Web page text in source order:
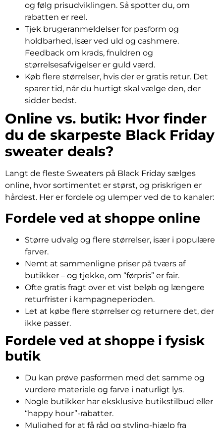
og følg prisudviklingen. Så spotter du, om
rabatten er reel.
Tjek brugeranmeldelser for pasform og
holdbarhed, især ved uld og cashmere.
Feedback om krads, fnuldren og
størrelsesafvigelser er guld værd.
Køb flere størrelser, hvis der er gratis retur. Det
sparer tid, når du hurtigt skal vælge den, der
sidder bedst.
Online vs. butik: Hvor finder
du de skarpeste Black Friday
sweater deals?
Langt de fleste Sweaters på Black Friday sælges
online, hvor sortimentet er størst, og priskrigen er
hårdest. Her er fordele og ulemper ved de to kanaler:
Fordele ved at shoppe online
Større udvalg og flere størrelser, især i populære
farver.
Nemt at sammenligne priser på tværs af
butikker – og tjekke, om “førpris” er fair.
Ofte gratis fragt over et vist beløb og længere
returfrister i kampagneperioden.
Let at købe flere størrelser og returnere det, der
ikke passer.
Fordele ved at shoppe i fysisk
butik
Du kan prøve pasformen med det samme og
vurdere materiale og farve i naturligt lys.
Nogle butikker har eksklusive butikstilbud eller
“happy hour”-rabatter.
Mulighed for at få råd og styling-hjælp fra